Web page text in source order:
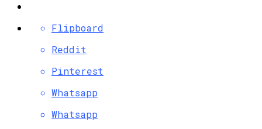
Flipboard
Reddit
Pinterest
Whatsapp
Whatsapp